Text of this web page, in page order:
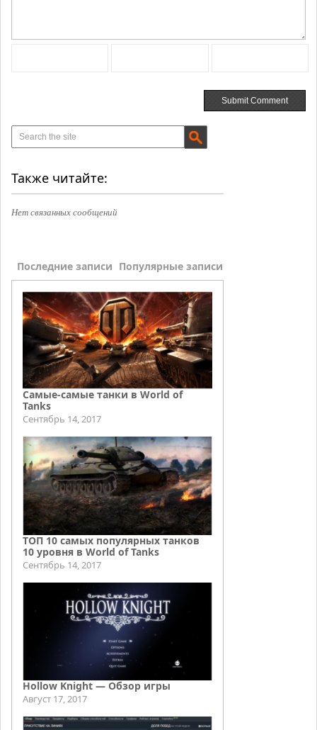
Также читайте:
Нет связанных сообщений
Последние записи Популярные записи
Самые-самые танки в World of
Tanks
Сентябрь 14, 2017
ТОП 10 самых популярных танков
10 уровня в World of Tanks
Сентябрь 14, 2017
Hollow Knight — Обзор игры
Август 17, 2017